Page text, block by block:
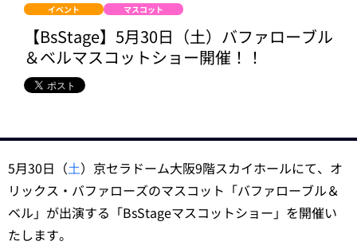
イベント マスコット
【BsStage】5月30日（土）バファローブル
＆ベルマスコットショー開催！！
5月30日（土）京セラドーム大阪9階スカイホールにて、オ
リックス・バファローズのマスコット「バファローブル＆
ベル」が出演する「BsStageマスコットショー」を開催い
たします。